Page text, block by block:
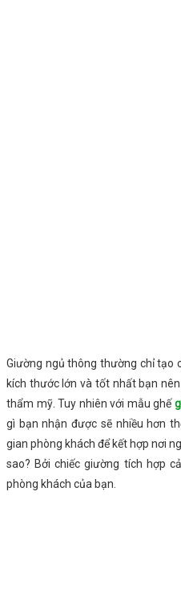
Giường ngủ thông thường chỉ tạo
kích thước lớn và tốt nhất bạn
thẩm mỹ. Tuy nhiên với mẫu ghế
gì bạn nhận được sẽ nhiều hơn
gian phòng khách để kết hợp nơi
sao? Bởi chiếc giường tích hợp
phòng khách của bạn.